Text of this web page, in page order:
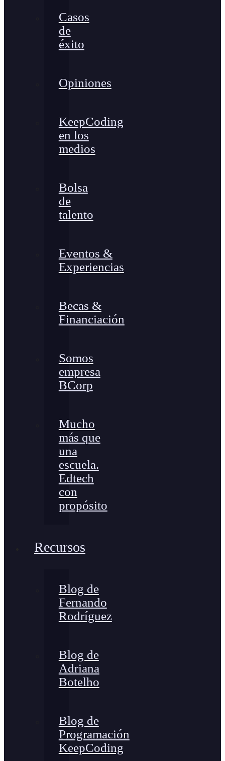
Casos
de
éxito
Opiniones
KeepCoding
en los
medios
Bolsa
de
talento
Eventos &
Experiencias
Becas &
Financiación
Somos
empresa
BCorp
Mucho
más que
una
escuela.
Edtech
con
propósito
Recursos
Blog de
Fernando
Rodríguez
Blog de
Adriana
Botelho
Blog de
Programación
KeepCoding